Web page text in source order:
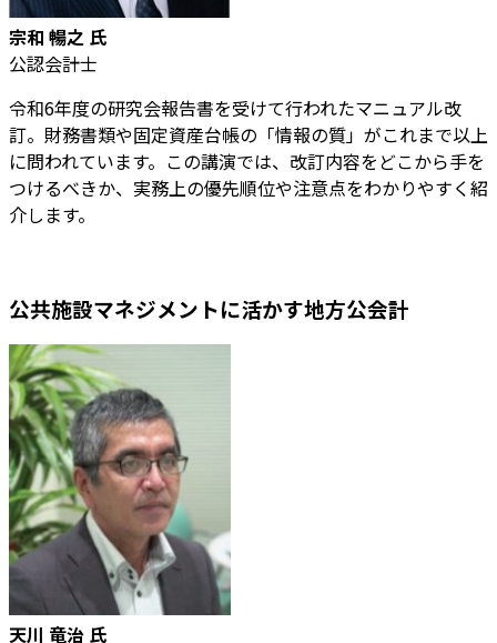
宗和 暢之 氏
公認会計士
令和6年度の研究会報告書を受けて行われたマニュアル改
訂。財務書類や固定資産台帳の「情報の質」がこれまで以上
に問われています。この講演では、改訂内容をどこから手を
つけるべきか、実務上の優先順位や注意点をわかりやすく紹
介します。
公共施設マネジメントに活かす地方公会計
天川 竜治 氏